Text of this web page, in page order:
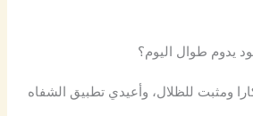
يدوم طوال اليوم؟
ومثبت للظلال، وأعيدي تطبيق الشفاه